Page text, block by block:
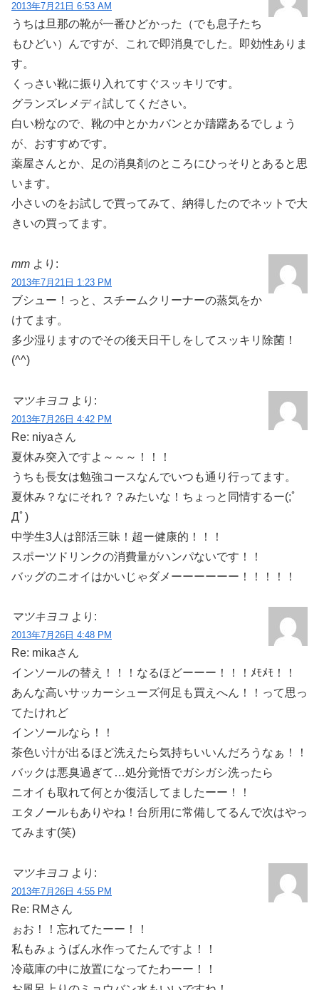
2013年7月21日 6:53 AM
うちは旦那の靴が一番ひどかった（でも息子たち
もひどい）んですが、これで即消臭でした。即効性ありま
す。
くっさい靴に振り入れてすぐスッキリです。
グランズレメディ試してください。
白い粉なので、靴の中とかカバンとか躊躇あるでしょう
が、おすすめです。
薬屋さんとか、足の消臭剤のところにひっそりとあると思
います。
小さいのをお試しで買ってみて、納得したのでネットで大
きいの買ってます。
mm より:
2013年7月21日 1:23 PM
ブシュー！っと、スチームクリーナーの蒸気をか
けてます。
多少湿りますのでその後天日干しをしてスッキリ除菌！
(^^)
マツキヨコ より:
2013年7月26日 4:42 PM
Re: niyaさん
夏休み突入ですよ～～～！！！
うちも長女は勉強コースなんでいつも通り行ってます。
夏休み？なにそれ？？みたいな！ちょっと同情するー(;ﾟ
Дﾟ)
中学生3人は部活三昧！超ー健康的！！！
スポーツドリンクの消費量がハンパないです！！
バッグのニオイはかいじゃダメーーーーーー！！！！！
マツキヨコ より:
2013年7月26日 4:48 PM
Re: mikaさん
インソールの替え！！！なるほどーーー！！！ﾒﾓﾒﾓ！！
あんな高いサッカーシューズ何足も買えへん！！って思っ
てたけれど
インソールなら！！
茶色い汁が出るほど洗えたら気持ちいいんだろうなぁ！！
バックは悪臭過ぎて…処分覚悟でガシガシ洗ったら
ニオイも取れて何とか復活してましたーー！！
エタノールもありやね！台所用に常備してるんで次はやっ
てみます(笑)
マツキヨコ より:
2013年7月26日 4:55 PM
Re: RMさん
ぉお！！忘れてたーー！！
私もみょうばん水作ってたんですよ！！
冷蔵庫の中に放置になってたわーー！！